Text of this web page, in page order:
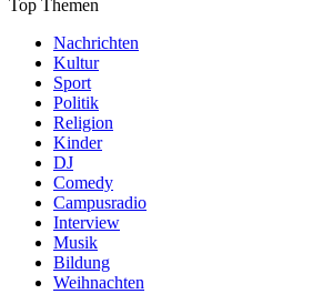
Top Themen
Nachrichten
Kultur
Sport
Politik
Religion
Kinder
DJ
Comedy
Campusradio
Interview
Musik
Bildung
Weihnachten